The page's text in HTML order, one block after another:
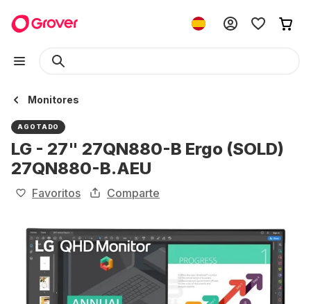
Monitores
AGOTADO
LG - 27" 27QN880-B Ergo (SOLD)
27QN880-B.AEU
Favoritos Comparte